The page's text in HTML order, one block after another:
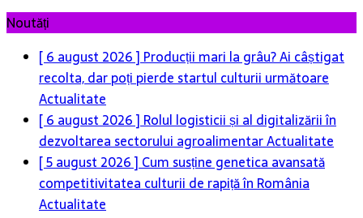
Noutăți
[ 6 august 2026 ] Producții mari la grâu? Ai câștigat
recolta, dar poți pierde startul culturii următoare
Actualitate
[ 6 august 2026 ] Rolul logisticii și al digitalizării în
dezvoltarea sectorului agroalimentarActualitate
[ 5 august 2026 ] Cum susține genetica avansată
competitivitatea culturii de rapiță în România
Actualitate